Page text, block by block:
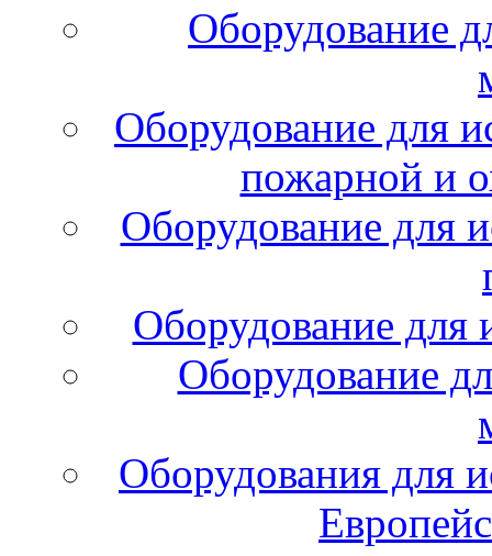
Оборудование
Оборудование для
пожарной и
Оборудование для
Оборудование для
Оборудование
Оборудования для